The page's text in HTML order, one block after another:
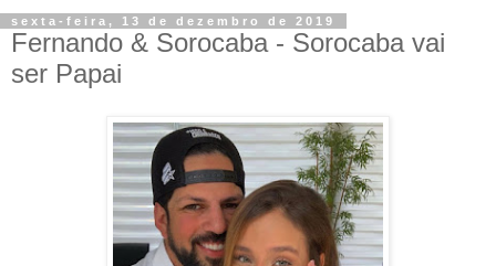
sexta-feira, 13 de dezembro de 2019
Fernando & Sorocaba - Sorocaba vai
ser Papai